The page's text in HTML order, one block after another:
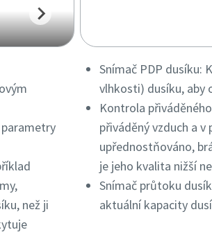
než ji
Snímač PDP dusíku:
vlhkosti) dusíku, aby
Kontrola
přiváděný vzduch a v
upřednostňováno,
je jeho kvalita nižší
Snímač průtoku
aktuální kapacity